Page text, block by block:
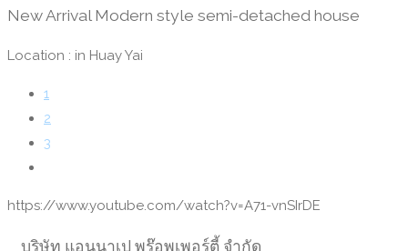
New Arrival Modern style semi-detached house
Location : in Huay Yai
1
2
3
https://www.youtube.com/watch?v=A71-vnSIrDE
บริษัท แอนนาเป พร๊อพเพอร์ตี้ จำกัด